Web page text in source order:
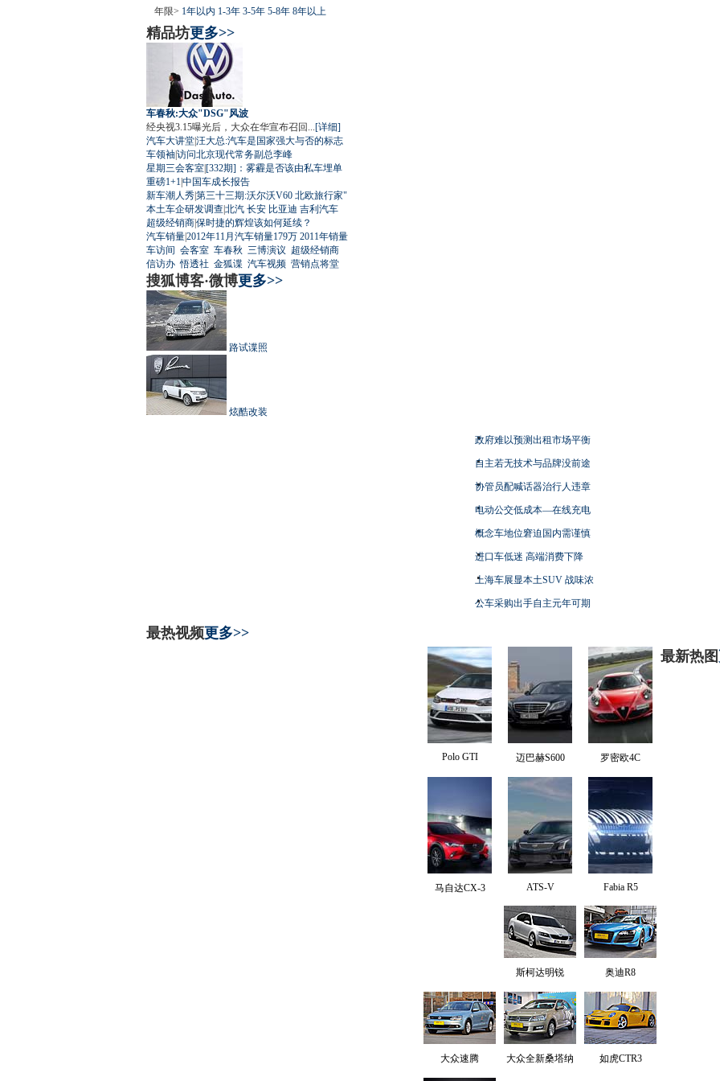
年限> 1年以内 1-3年 3-5年 5-8年 8年以上
精品坊更多>>
车春秋:大众"DSG"风波
经央视3.15曝光后，大众在华宣布召回... [详细]
汽车大讲堂|汪大总:汽车是国家强大与否的标志
车领袖|访问北京现代常务副总李峰
星期三会客室|[332期]：雾霾是否该由私车埋单
重磅1+1 |中国车成长报告
新车潮人秀|第三十三期:沃尔沃V60 北欧旅行家"
本土车企研发调查|北汽 长安 比亚迪 吉利汽车
超级经销商|保时捷的辉煌该如何延续？
汽车销量|2012年11月汽车销量179万 2011年销量
车访间 会客室 车春秋 三博演议 超级经销商
信访办 悟透社 金狐谍 汽车视频 营销点将堂
搜狐博客·微博更多>>
路试谍照
炫酷改装
政府难以预测出租市场平衡
自主若无技术与品牌没前途
协管员配喊话器治行人违章
电动公交低成本—在线充电
概念车地位窘迫国内需谨慎
进口车低迷 高端消费下降
上海车展显本土SUV 战味浓
公车采购出手自主元年可期
最热视频更多>>
Polo GTI 迈巴赫S600 罗密欧4C
马自达CX-3 ATS-V Fabia R5
最新热图
斯柯达明锐 奥迪R8
大众速腾 大众全新桑塔纳 如虎CTR3